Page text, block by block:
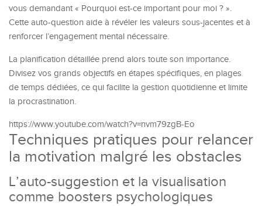
vous demandant « Pourquoi est-ce important pour moi ? ».
Cette auto-question aide à révéler les valeurs sous-jacentes et à
renforcer l’engagement mental nécessaire.
La planification détaillée prend alors toute son importance.
Divisez vos grands objectifs en étapes spécifiques, en plages
de temps dédiées, ce qui facilite la gestion quotidienne et limite
la procrastination.
https://www.youtube.com/watch?v=nvm79zgB-Eo
Techniques pratiques pour relancer
la motivation malgré les obstacles
L’auto-suggestion et la visualisation
comme boosters psychologiques